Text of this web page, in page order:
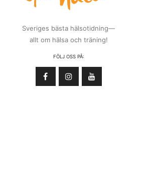
Sveriges bästa hälsotidning—
allt om hälsa och träning!
FÖLJ OSS PÅ: